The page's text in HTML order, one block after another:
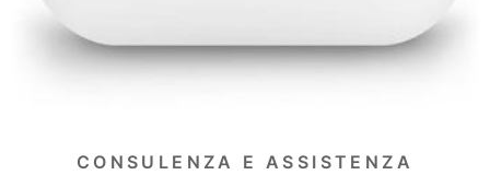
CONSULENZA E ASSISTENZA